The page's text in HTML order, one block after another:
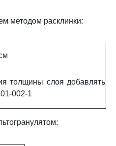
методом расклинки:
толщины слоя добавлять
002-1